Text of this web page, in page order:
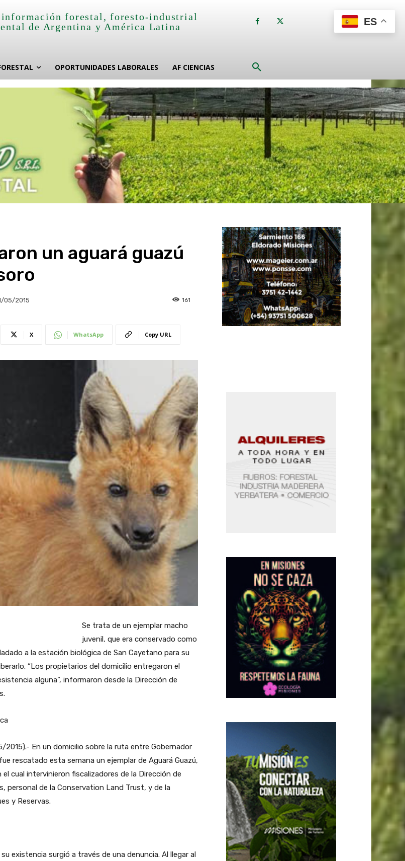
información forestal, foresto-industrial
de Argentina y América Latina
OPORTUNIDADES LABORALES AF CIENCIAS
un aguará guazú
05/2015 161
X WhatsApp Copy URL
Se trata de un ejemplar macho
juvenil, que era conservado como
a la estación biológica de San Cayetano para su
“Los propietarios del domicilio entregaron el
alguna”, informaron desde la Dirección de
2015).- En un domicilio sobre la ruta entre Gobernador
rescatado esta semana un ejemplar de Aguará Guazú,
cual intervinieron fiscalizadores de la Dirección de
personal de la Conservation Land Trust, y de la
y Reservas.
existencia surgió a través de una denuncia. Al llegar al
ES